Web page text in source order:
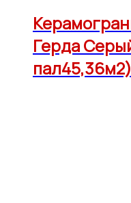
Герда
пал45,36м2)